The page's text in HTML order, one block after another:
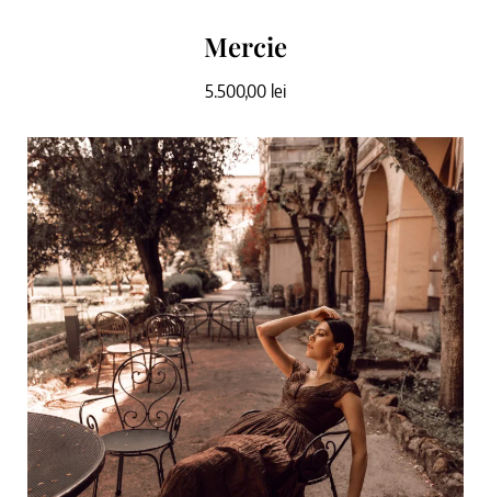
Mercie
5.500,00 lei